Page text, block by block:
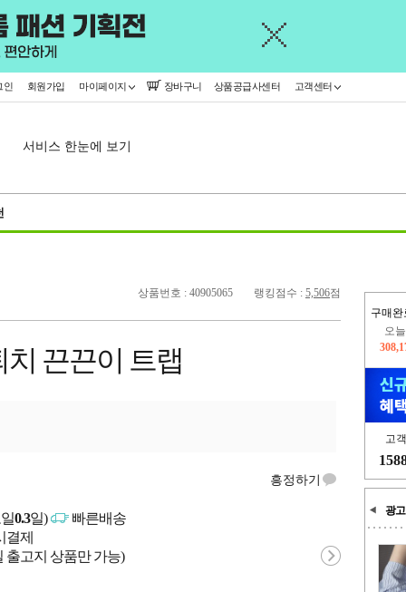
인 회원가입 마이페이지 장바구니 상품공급사센터 고객센터
서비스 한눈에 보기
구매완
고
광고
상품번호 : 40905065 랭킹점수 : 5,506점
끈끈이 트랩
흥정하기
0.3일)
빠른배송
결제
출고지 상품만 가능)